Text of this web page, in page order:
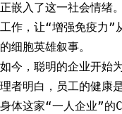
正嵌入了这一社会情绪
工作，让“增强免疫力”
的细胞英雄叙事。
如今，聪明的企业开始
理者明白，员工的健康
身体这家“一人企业”的